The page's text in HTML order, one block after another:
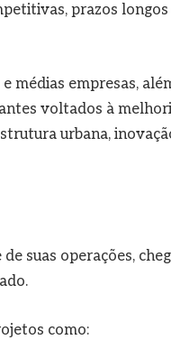
prazos
médias empresas,
voltados à
urbana,
suas operações,
como: